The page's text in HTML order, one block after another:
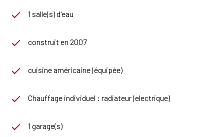
1 salle(s) d'eau
construit en 2007
cuisine américaine (équipée)
Chauffage individuel : radiateur (electrique)
1 garage(s)